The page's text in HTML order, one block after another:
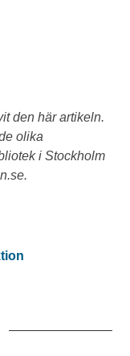
den här artikeln.
olika
i Stockholm